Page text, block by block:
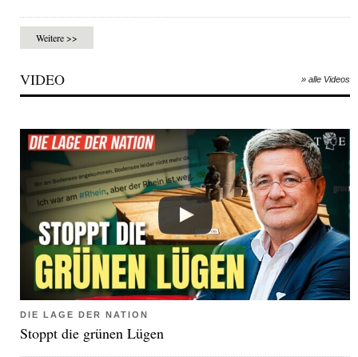
Weitere >>
VIDEO » alle Videos
DIE LAGE DER NATION
Stoppt die grünen Lügen